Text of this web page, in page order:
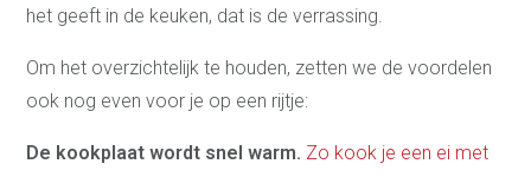
het geeft in de keuken, dat is de verrassing.
Om het overzichtelijk te houden, zetten we de voordelen
ook nog even voor je op een rijtje:
De kookplaat wordt snel warm. Zo kook je een ei met